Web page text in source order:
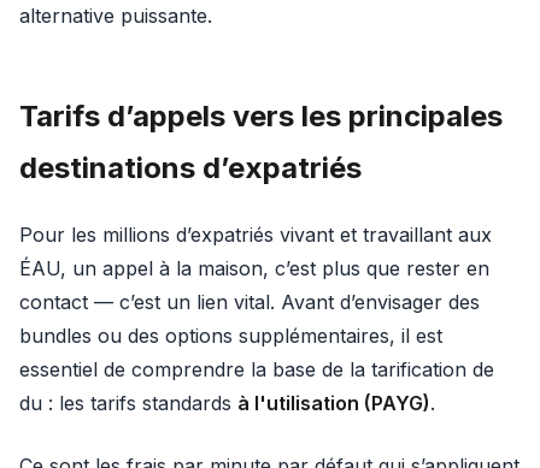
alternative puissante.
Tarifs d’appels vers les principales
destinations d’expatriés
Pour les millions d’expatriés vivant et travaillant aux
ÉAU, un appel à la maison, c’est plus que rester en
contact — c’est un lien vital. Avant d’envisager des
bundles ou des options supplémentaires, il est
essentiel de comprendre la base de la tarification de
du : les tarifs standards à l'utilisation (PAYG).